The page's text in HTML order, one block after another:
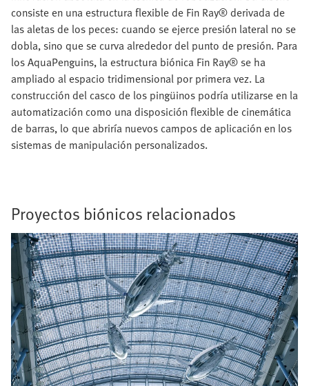
consiste en una estructura flexible de Fin Ray® derivada de
las aletas de los peces: cuando se ejerce presión lateral no se
dobla, sino que se curva alrededor del punto de presión. Para
los AquaPenguins, la estructura biónica Fin Ray® se ha
ampliado al espacio tridimensional por primera vez. La
construcción del casco de los pingüinos podría utilizarse en la
automatización como una disposición flexible de cinemática
de barras, lo que abriría nuevos campos de aplicación en los
sistemas de manipulación personalizados.
Proyectos biónicos relacionados